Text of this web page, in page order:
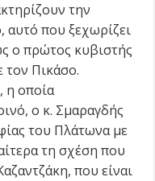
την
αυτό που ξεχωρίζει
ο πρώτος κυβιστής
τον Πικάσο.
η οποία
ο κ. Σμαραγδής
του Πλάτωνα με
τη σχέση που
που είναι